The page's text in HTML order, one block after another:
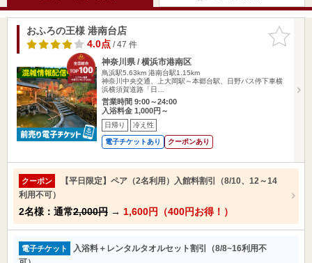
お気に入
りに追加
おふろの王様 港南台店
4.0点/ 47 件
神奈川県 / 横浜市港南区
鳥浜駅5.63km 港南台駅1.15km
神奈川中央交通、上大岡駅～本郷台駅、日野バス停下車横
浜横須賀道路「日…
営業時間 9:00～24:00
入浴料金 1,000円～
日帰り 冷え性
電子チケットあり クーポンあり
クーポン
【平日限定】ペア（2名利用）入館料割引（8/10、12～14
利用不可）
2名様：通常2,000円 → 1,600円（400円お得！）
電子チケット
入浴料＋レンタルタオルセット割引（8/8~16利用不